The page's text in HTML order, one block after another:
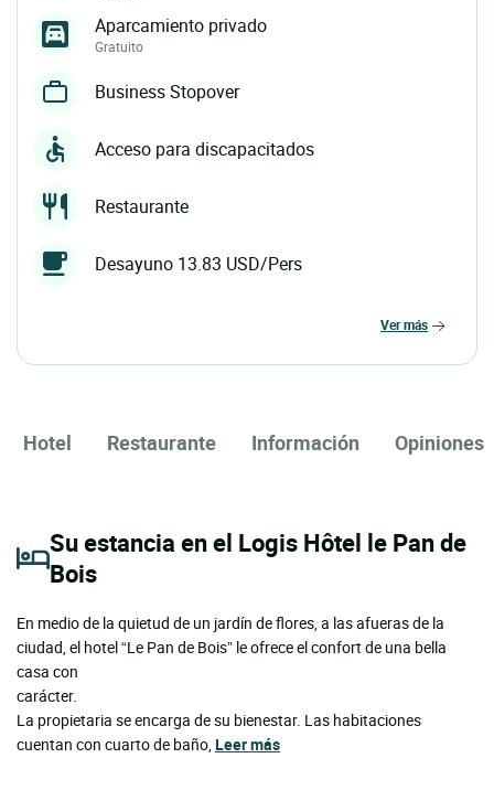
Aparcamiento privado
Gratuito
Business Stopover
Acceso para discapacitados
Restaurante
Desayuno 13.83 USD/Pers
ver más
Hotel Restaurante Información Opiniones
Su estancia en el Logis Hôtel le Pan de
Bois
En medio de la quietud de un jardín de flores, a las afueras de la
ciudad, el hotel “Le Pan de Bois” le ofrece el confort de una bella
casa con
carácter.
La propietaria se encarga de su bienestar. Las habitaciones
cuentan con cuarto de baño,Leer más